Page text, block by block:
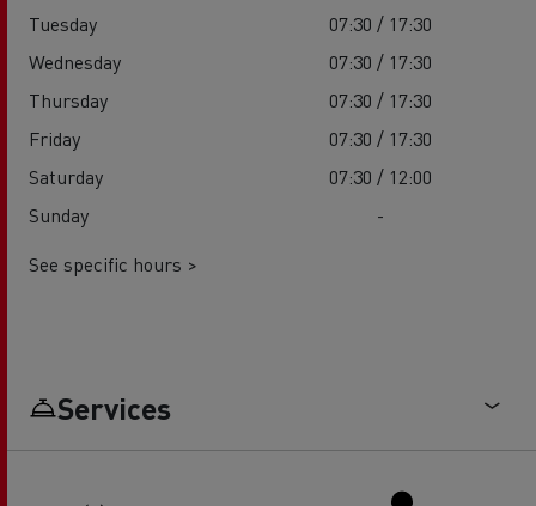
Tuesday
07:30 / 17:30
Wednesday
07:30 / 17:30
Thursday
07:30 / 17:30
Friday
07:30 / 17:30
Saturday
07:30 / 12:00
Sunday
-
See specific hours >
Services